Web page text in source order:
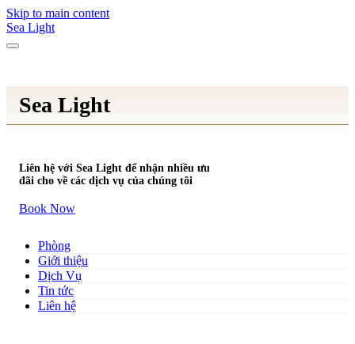
Skip to main content
Sea Light
Sea Light
Liên hệ với Sea Light để nhận nhiều ưu
đãi cho về các dịch vụ của chúng tôi
Book Now
Phòng
Giới thiệu
Dịch Vụ
Tin tức
Liên hệ